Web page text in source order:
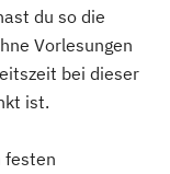
der
du so die
Vorlesungen
bei dieser
ist.
festen